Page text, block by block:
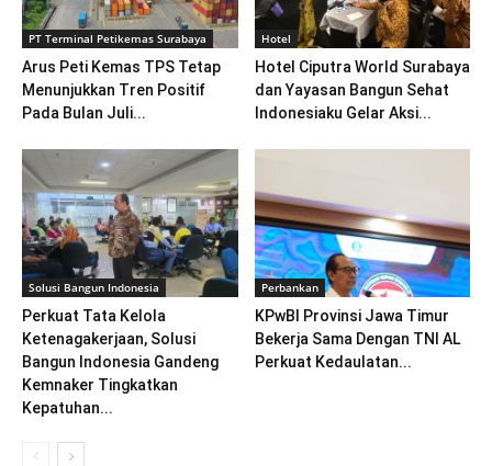
PT Terminal Petikemas Surabaya
Arus Peti Kemas TPS Tetap
Menunjukkan Tren Positif
Pada Bulan Juli...
Hotel
Hotel Ciputra World Surabaya
dan Yayasan Bangun Sehat
Indonesiaku Gelar Aksi...
Solusi Bangun Indonesia
Perkuat Tata Kelola
Ketenagakerjaan, Solusi
Bangun Indonesia Gandeng
Kemnaker Tingkatkan
Kepatuhan...
Perbankan
KPwBI Provinsi Jawa Timur
Bekerja Sama Dengan TNI AL
Perkuat Kedaulatan...